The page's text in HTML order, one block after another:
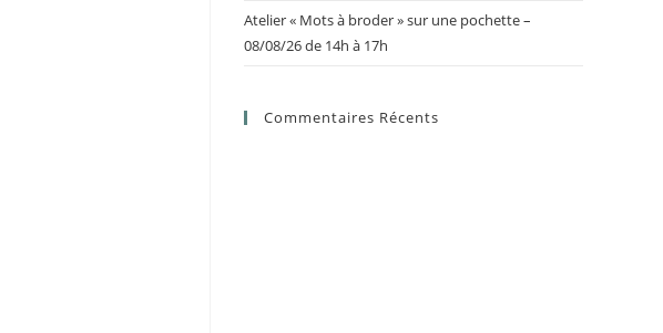
Atelier « Mots à broder » sur une pochette –
08/08/26 de 14h à 17h
Commentaires Récents